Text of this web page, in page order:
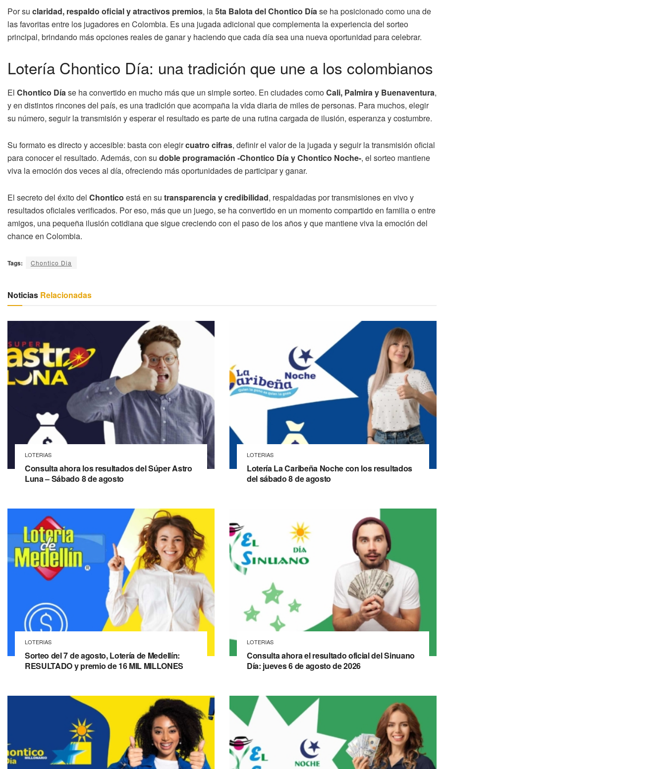
Por su claridad, respaldo oficial y atractivos premios, la5ta Balota del Chontico Díase ha posicionado como una de
las favoritas entre los jugadores en Colombia. Es una jugada adicional que complementa la experiencia del sorteo
principal, brindando más opciones reales de ganar y haciendo que cada día sea una nueva oportunidad para celebrar.
Lotería Chontico Día: una tradición que une a los colombianos
El Chontico Díase ha convertido en mucho más que un simple sorteo. En ciudades comoCali, Palmira y Buenaventura,
y en distintos rincones del país, es una tradición que acompaña la vida diaria de miles de personas. Para muchos, elegir
su número, seguir la transmisión y esperar el resultado es parte de una rutina cargada de ilusión, esperanza y costumbre.
Su formato es directo y accesible: basta con elegircuatro cifras, definir el valor de la jugada y seguir la transmisión oficial
para conocer el resultado. Además, con su doble programación -Chontico Día y Chontico Noche-, el sorteo mantiene
viva la emoción dos veces al día, ofreciendo más oportunidades de participar y ganar.
El secreto del éxito del Chontico está en su transparencia y credibilidad, respaldadas por transmisiones en vivo y
resultados oficiales verificados. Por eso, más que un juego, se ha convertido en un momento compartido en familia o entre
amigos, una pequeña ilusión cotidiana que sigue creciendo con el paso de los años y que mantiene viva la emoción del
chance en Colombia.
Tags: Chontico Dia
Noticias Relacionadas
LOTERIAS
Consulta ahora los resultados del Súper Astro
Luna – Sábado 8 de agosto
LOTERIAS
Lotería La Caribeña Noche con los resultados
del sábado 8 de agosto
LOTERIAS
Sorteo del 7 de agosto, Lotería de Medellín:
RESULTADO y premio de 16 MIL MILLONES
LOTERIAS
Consulta ahora el resultado oficial del Sinuano
Día: jueves 6 de agosto de 2026